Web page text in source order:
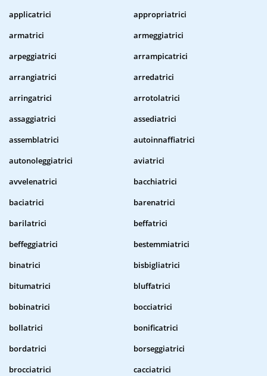
applicatrici
appropriatrici
armatrici
armeggiatrici
arpeggiatrici
arrampicatrici
arrangiatrici
arredatrici
arringatrici
arrotolatrici
assaggiatrici
assediatrici
assemblatrici
autoinnaffiatrici
autonoleggiatrici
aviatrici
avvelenatrici
bacchiatrici
baciatrici
barenatrici
barilatrici
beffatrici
beffeggiatrici
bestemmiatrici
binatrici
bisbigliatrici
bitumatrici
bluffatrici
bobinatrici
bocciatrici
bollatrici
bonificatrici
bordatrici
borseggiatrici
brocciatrici
cacciatrici